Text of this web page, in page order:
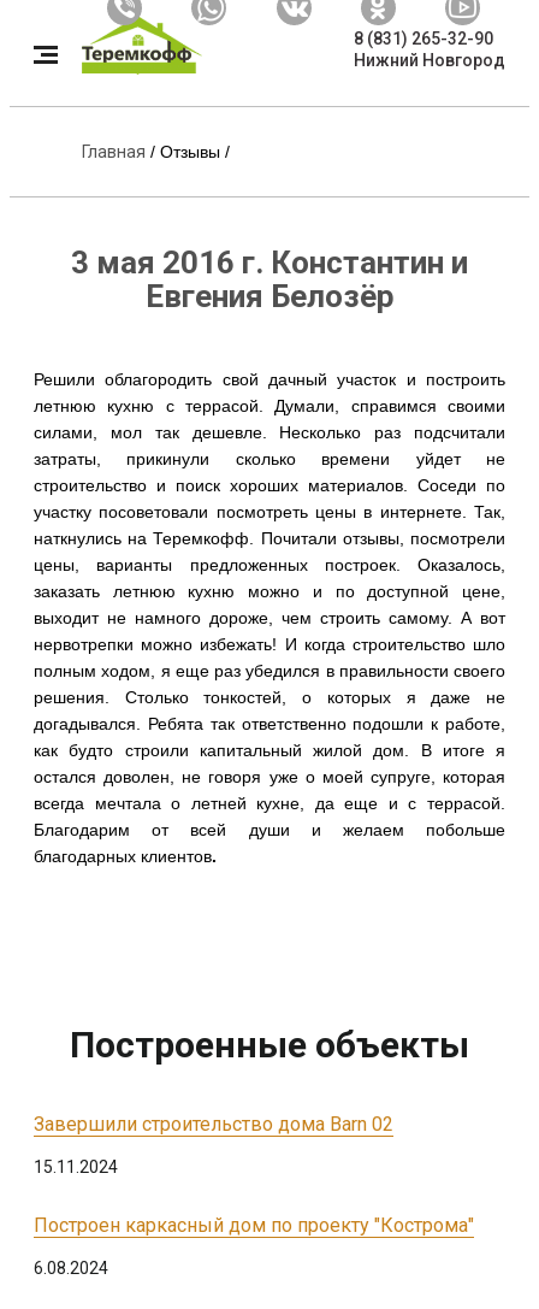
8 (831) 265-32-90
Нижний Новгород
Главная / Отзывы /
3 мая 2016 г. Константин и
Евгения Белозёр
Решили облагородить свой дачный участок и построить
летнюю кухню с террасой. Думали, справимся своими
силами, мол так дешевле. Несколько раз подсчитали
затраты, прикинули сколько времени уйдет не
строительство и поиск хороших материалов. Соседи по
участку посоветовали посмотреть цены в интернете. Так,
наткнулись на Теремкофф. Почитали отзывы, посмотрели
цены, варианты предложенных построек. Оказалось,
заказать летнюю кухню можно и по доступной цене,
выходит не намного дороже, чем строить самому. А вот
нервотрепки можно избежать! И когда строительство шло
полным ходом, я еще раз убедился в правильности своего
решения. Столько тонкостей, о которых я даже не
догадывался. Ребята так ответственно подошли к работе,
как будто строили капитальный жилой дом. В итоге я
остался доволен, не говоря уже о моей супруге, которая
всегда мечтала о летней кухне, да еще и с террасой.
Благодарим от всей души и желаем побольше
благодарных клиентов.
Построенные объекты
Завершили строительство дома Barn 02
15.11.2024
Построен каркасный дом по проекту "Кострома"
6.08.2024